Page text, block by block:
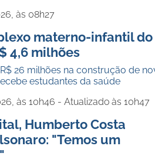
às 08h27
materno-infantil do
4,6 milhões
26 milhões na construção de
estudantes da saúde
às 10h46 - Atualizado às 10h47
Humberto Costa
"Temos um